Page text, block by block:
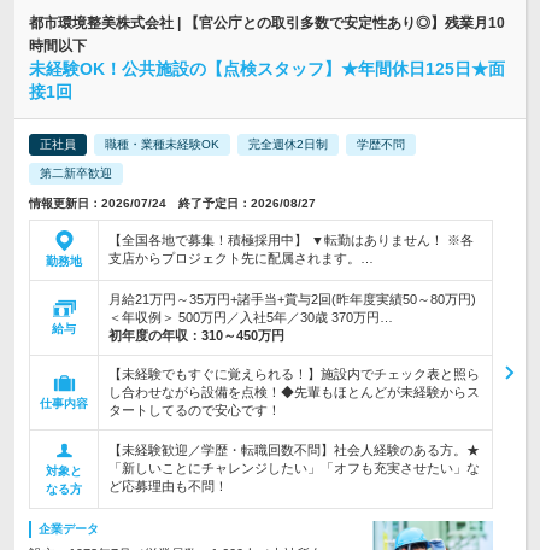
都市環境整美株式会社 | 【官公庁との取引多数で安定性あり◎】残業月10
時間以下
未経験OK！公共施設の【点検スタッフ】★年間休日125日★面
接1回
正社員 職種・業種未経験OK 完全週休2日制 学歴不問
第二新卒歓迎
情報更新日：2026/07/24 終了予定日：2026/08/27
勤務地
【全国各地で募集！積極採用中】 ▼転勤はありません！ ※各
支店からプロジェクト先に配属されます。…
給与
月給21万円～35万円+諸手当+賞与2回(昨年度実績50～80万円)
＜年収例＞ 500万円／入社5年／30歳 370万円…
初年度の年収： 310～450万円
仕事内容
【未経験でもすぐに覚えられる！】施設内でチェック表と照ら
し合わせながら設備を点検！◆先輩もほとんどが未経験からス
タートしてるので安心です！
対象と
なる方
【未経験歓迎／学歴・転職回数不問】社会人経験のある方。★
「新しいことにチャレンジしたい」「オフも充実させたい」な
ど応募理由も不問！
企業データ